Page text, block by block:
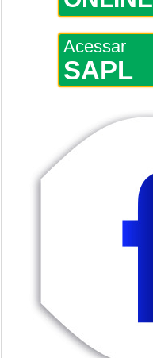
Acessar
SAPL